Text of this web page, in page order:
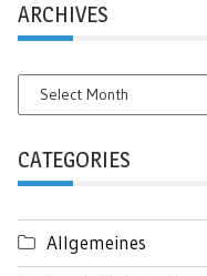
ARCHIVES
Archives
CATEGORIES
Allgemeines